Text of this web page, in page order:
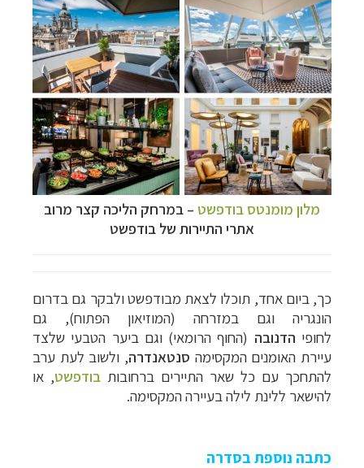
מלון מומנטס בודפשט – במרחק הליכה קצר מרוב
אתרי התיירות של בודפשט
כך, ביום אחד, תוכלו לצאת מבודפשט ולבקר גם בדרום
הונגריה וגם במזרחה (המוזיאון הפתוח), גם
לחופי הדנובה (החוף הרומאי) וגם ביער הטבעי שלצד
עיירת האומנים המקסימה סנטאנדרה, ולשוב לעת ערב
להתחכך עם כל שאר התיירים ברחובות בודפשט, או
להישאר ללינת לילה בעיירה המקסימה.
כתבה נוספת בסדרה